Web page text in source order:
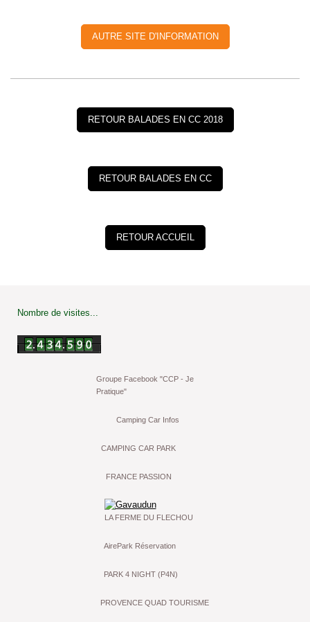
AUTRE SITE D'INFORMATION
RETOUR BALADES EN CC 2018
RETOUR BALADES EN CC
RETOUR ACCUEIL
Nombre de visites...
Groupe Facebook "CCP - Je
Pratique"
Camping Car Infos
CAMPING CAR PARK
FRANCE PASSION
LA FERME DU FLECHOU
AirePark Réservation
PARK 4 NIGHT (P4N)
PROVENCE QUAD TOURISME